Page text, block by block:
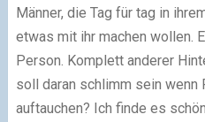
Männer, die Tag für tag in
etwas mit ihr machen wollen.
Person. Komplett anderer
soll daran schlimm sein wenn
auftauchen? Ich finde es